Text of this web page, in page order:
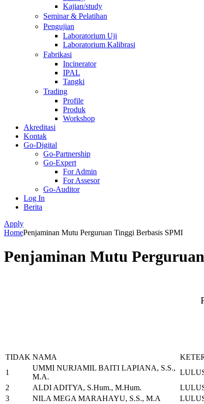
Kajian/study
Seminar & Pelatihan
Pengujian
Laboratorium Uji
Laboratorium Kalibrasi
Fabrikasi
Incinerator
IPAL
Tangki
Trading
Profile
Produk
Workshop
Akreditasi
Kontak
Go-Digital
Go-Partnership
Go-Expert
For Admin
For Assesor
Go-Auditor
Log In
Berita
Apply
HomePenjaminan Mutu Perguruan Tinggi Berbasis SPMI
Penjaminan Mutu
TIDAK NAMA
1
UMMI NURJAMIL BAITI LAPIANA, S.S.,
M.A.
2
ALDI ADITYA, S.Hum., M.Hum.
3
NILA MEGA MARAHAYU, S.S., M.A